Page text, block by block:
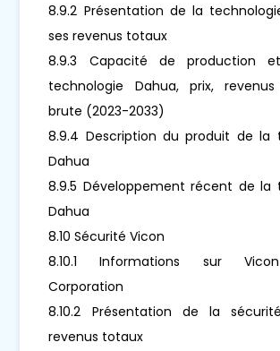
8.9.2 Présentation de la
ses revenus totaux
8.9.3 Capacité de production
technologie Dahua, prix,
brute (2023-2033)
8.9.4 Description du produit de la
Dahua
8.9.5 Développement récent de la
Dahua
8.10 Sécurité Vicon
8.10.1 Informations sur
Corporation
8.10.2 Présentation de la
revenus totaux